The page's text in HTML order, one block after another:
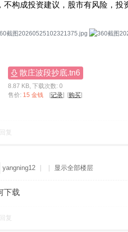
不构成投资建议，股市有风险，投
散庄波段抄底.tn6
8.87 KB, 下载次数: 0
售价: 15 金钱 [记录] [购买]
回复
yangning12 显示全部楼层
下载
回复